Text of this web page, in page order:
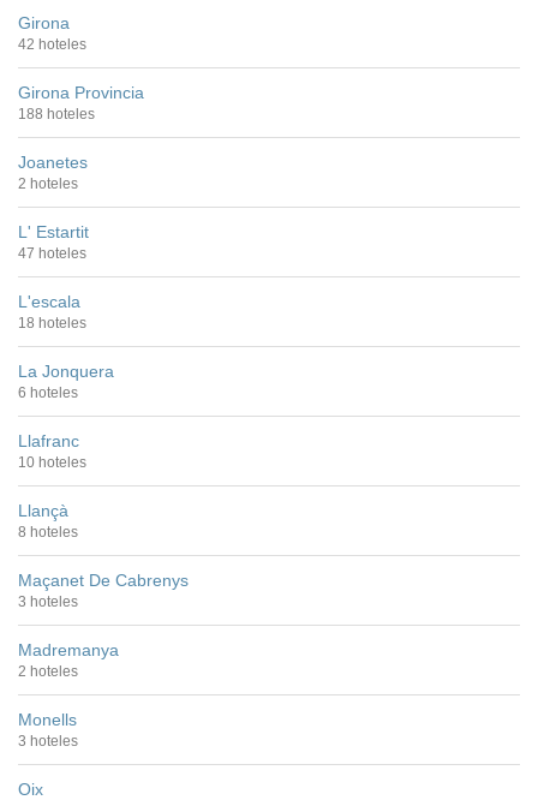
Girona
42 hoteles
Girona Provincia
188 hoteles
Joanetes
2 hoteles
L' Estartit
47 hoteles
L'escala
18 hoteles
La Jonquera
6 hoteles
Llafranc
10 hoteles
Llançà
8 hoteles
Maçanet De Cabrenys
3 hoteles
Madremanya
2 hoteles
Monells
3 hoteles
Oix